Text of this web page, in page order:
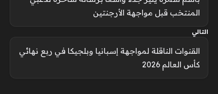
المنتخب قبل مواجهة الأرجنتين
التالي
القنوات الناقلة لمواجهة إسبانيا وبلجيكا في ربع نهائي
كأس العالم 2026